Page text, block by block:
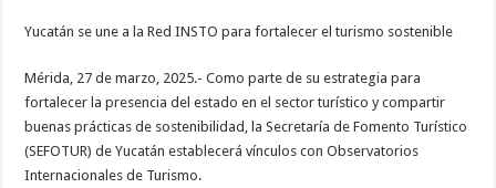
Yucatán se une a la Red INSTO para fortalecer el turismo sostenible
Mérida, 27 de marzo, 2025.- Como parte de su estrategia para
fortalecer la presencia del estado en el sector turístico y compartir
buenas prácticas de sostenibilidad, la Secretaría de Fomento Turístico
(SEFOTUR) de Yucatán establecerá vínculos con Observatorios
Internacionales de Turismo.